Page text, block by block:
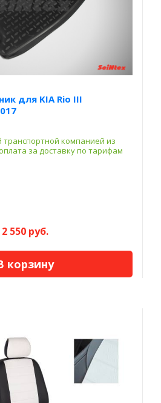
для KIA Rio III
транспортной компанией из
за доставку по тарифам
2 550 руб.
корзину